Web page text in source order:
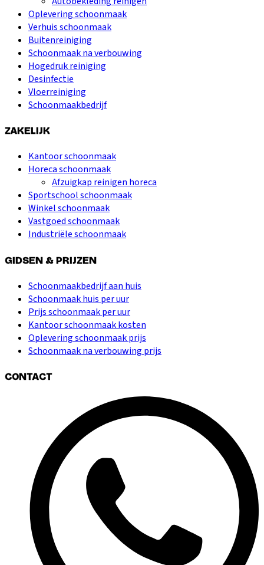
Oplevering schoonmaak
Verhuis schoonmaak
Buitenreiniging
Schoonmaak na verbouwing
Hogedruk reiniging
Desinfectie
Vloerreiniging
Schoonmaakbedrijf
ZAKELIJK
Kantoor schoonmaak
Horeca schoonmaak
Afzuigkap reinigen horeca
Sportschool schoonmaak
Winkel schoonmaak
Vastgoed schoonmaak
Industriële schoonmaak
GIDSEN & PRIJZEN
Schoonmaakbedrijf aan huis
Schoonmaak huis per uur
Prijs schoonmaak per uur
Kantoor schoonmaak kosten
Oplevering schoonmaak prijs
Schoonmaak na verbouwing prijs
CONTACT